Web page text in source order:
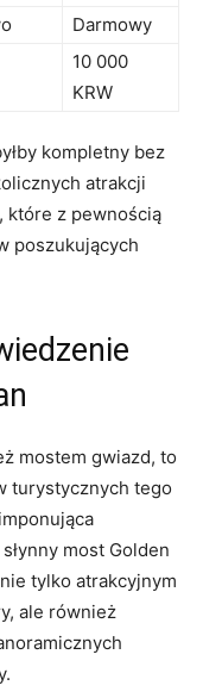
Darmowy
10 000
KRW
kompletny bez
atrakcji
które⁤ z‌ pewnością
poszukujących
mostem gwiazd, to
turystycznych tego
most Golden
tylko atrakcyjnym
ale również